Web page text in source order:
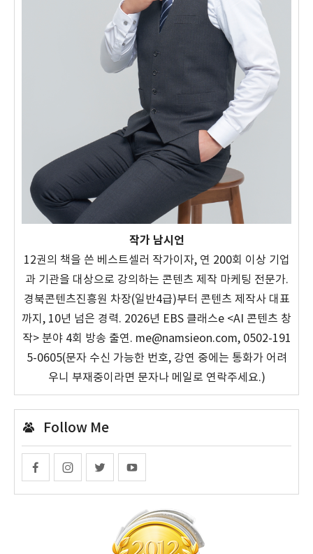
작가 남시언
12권의 책을 쓴 베스트셀러 작가이자, 연 200회 이상 기업
과 기관을 대상으로 강의하는 콘텐츠 제작 마케팅 전문가.
경북콘텐츠진흥원 차장(일반4급)부터 콘텐츠 제작사 대표
까지, 10년 넘은 경력. 2026년 EBS 클래스e <AI 콘텐츠 창
작> 분야 4회 방송 출연. me@namsieon.com, 0502-191
5-0605(문자 수신 가능한 번호, 강연 중에는 통화가 어려
우니 부재중이라면 문자나 메일로 연락주세요.)
Follow Me